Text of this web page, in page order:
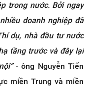
trong nước. Bởi ngay
doanh nghiệp đã
dụ, nhà đầu tư nước
tầng trước và đây lại
- ông Nguyễn Tiến
miền Trung và miền